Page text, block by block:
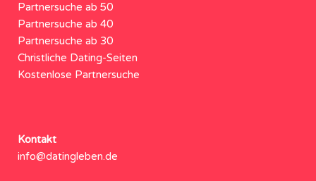
Partnersuche ab 50
Partnersuche ab 40
Partnersuche ab 30
Christliche Dating-Seiten
Kostenlose Partnersuche
Kontakt
info@datingleben.de